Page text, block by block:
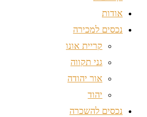
אודות
נכסים למכירה
קריית אונו
גני תקווה
אור יהודה
יהוד
נכסים להשכרה